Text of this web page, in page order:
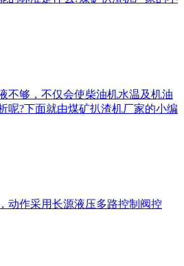
不够，不仅会使柴油机水温及机油
呢?下面就由煤矿扒渣机厂家的小编
动作采用长源液压多路控制阀控